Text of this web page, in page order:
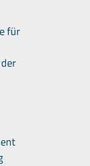
für